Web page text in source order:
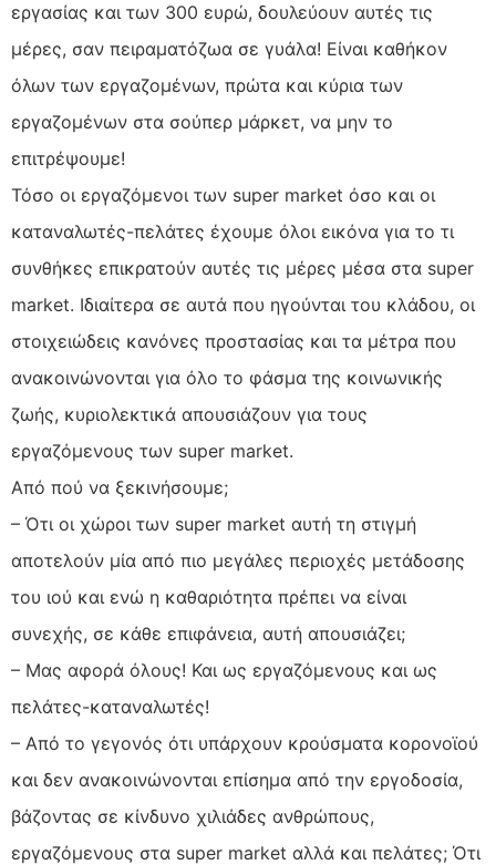
εργασίας και των 300 ευρώ, δουλεύουν αυτές τις
μέρες, σαν πειραματόζωα σε γυάλα! Είναι καθήκον
όλων των εργαζομένων, πρώτα και κύρια των
εργαζομένων στα σούπερ μάρκετ, να μην το
επιτρέψουμε!
Τόσο οι εργαζόμενοι των super market όσο και οι
καταναλωτές-πελάτες έχουμε όλοι εικόνα για το τι
συνθήκες επικρατούν αυτές τις μέρες μέσα στα super
market. Ιδιαίτερα σε αυτά που ηγούνται του κλάδου, οι
στοιχειώδεις κανόνες προστασίας και τα μέτρα που
ανακοινώνονται για όλο το φάσμα της κοινωνικής
ζωής, κυριολεκτικά απουσιάζουν για τους
εργαζόμενους των super market.
Από πού να ξεκινήσουμε;
– Ότι οι χώροι των super market αυτή τη στιγμή
αποτελούν μία από πιο μεγάλες περιοχές μετάδοσης
του ιού και ενώ η καθαριότητα πρέπει να είναι
συνεχής, σε κάθε επιφάνεια, αυτή απουσιάζει;
– Μας αφορά όλους! Και ως εργαζόμενους και ως
πελάτες-καταναλωτές!
– Από το γεγονός ότι υπάρχουν κρούσματα κορονοϊού
και δεν ανακοινώνονται επίσημα από την εργοδοσία,
βάζοντας σε κίνδυνο χιλιάδες ανθρώπους,
εργαζόμενους στα super market αλλά και πελάτες; Ότι